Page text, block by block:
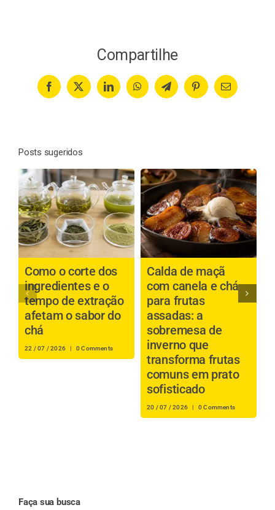
Compartilhe
Facebook
X LinkedInWhatsAppTelegramPinterestEmail
Posts sugeridos
Como o corte dos
ingredientes e o
tempo de extração
afetam o sabor do
chá
22 / 07 / 2026 | 0 Comments
Calda de maçã
com canela e chá
para frutas
assadas: a
sobremesa de
inverno que
transforma frutas
comuns em prato
sofisticado
20 / 07 / 2026 | 0 Comments
Faça sua busca